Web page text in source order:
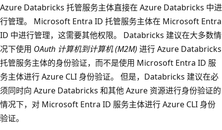
Azure Databricks 托管服务主体直接在 Azure Databricks 中进
行管理。 Microsoft Entra ID 托管服务主体在 Microsoft Entra
ID 中进行管理，这需要其他权限。 Databricks 建议在大多数情
况下使用 OAuth 计算机到计算机 (M2M) 进行 Azure Databricks
托管服务主体的身份验证，而不是使用 Microsoft Entra ID 服
务主体进行 Azure CLI 身份验证。 但是，Databricks 建议在必
须同时向 Azure Databricks 和其他 Azure 资源进行身份验证的
情况下，对 Microsoft Entra ID 服务主体进行 Azure CLI 身份
验证。